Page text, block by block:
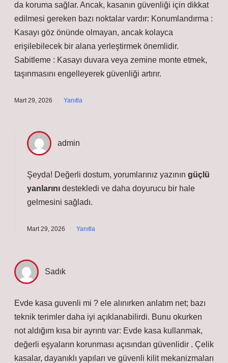
da koruma sağlar. Ancak, kasanın güvenliği için dikkat
edilmesi gereken bazı noktalar vardır: Konumlandırma :
Kasayı göz önünde olmayan, ancak kolayca
erişilebilecek bir alana yerleştirmek önemlidir.
Sabitleme : Kasayı duvara veya zemine monte etmek,
taşınmasını engelleyerek güvenliği artırır.
Mart 29, 2026 Yanıtla
admin
Şeyda! Değerli dostum, yorumlarınız yazının güçlü
yanlarını destekledi ve daha doyurucu bir hale
gelmesini sağladı.
Mart 29, 2026 Yanıtla
Sadık
Evde kasa guvenli mi ? ele alınırken anlatım net; bazı
teknik terimler daha iyi açıklanabilirdi. Bunu okurken
not aldığım kısa bir ayrıntı var: Evde kasa kullanmak,
değerli eşyaların korunması açısından güvenlidir . Çelik
kasalar, dayanıklı yapıları ve güvenli kilit mekanizmaları